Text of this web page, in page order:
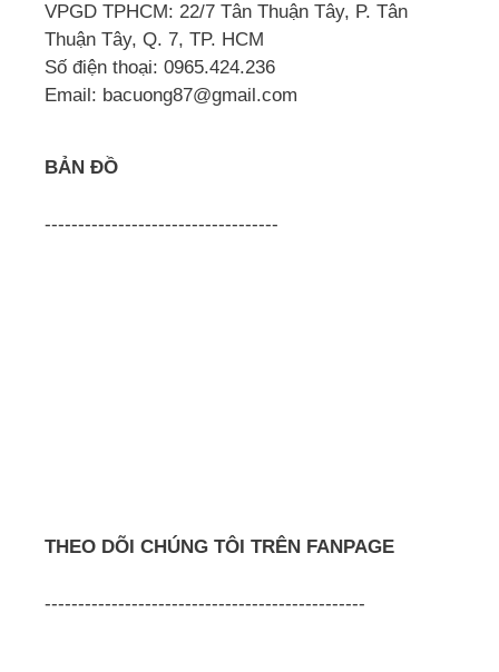
VPGD TPHCM: 22/7 Tân Thuận Tây, P. Tân
Thuận Tây, Q. 7, TP. HCM
Số điện thoại: 0965.424.236
Email: bacuong87@gmail.com
BẢN ĐỒ
-----------------------------------
THEO DÕI CHÚNG TÔI TRÊN FANPAGE
------------------------------------------------